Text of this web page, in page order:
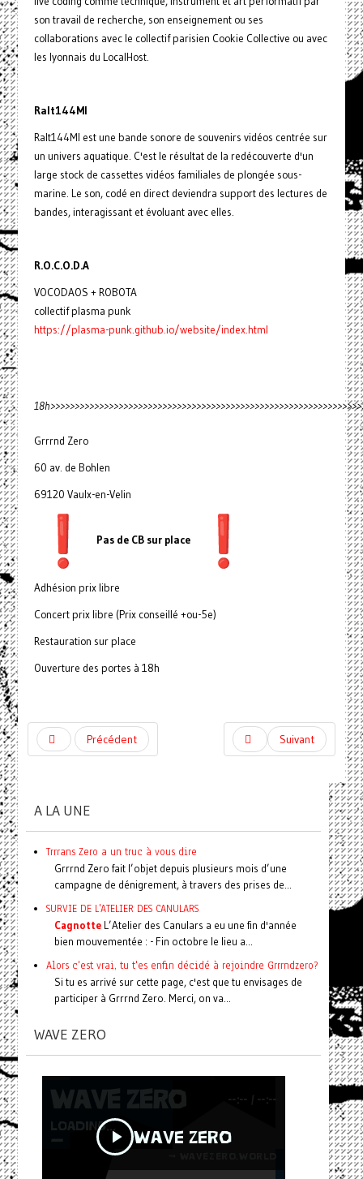
son travail de recherche, son enseignement ou ses
collaborations avec le collectif parisien Cookie Collective ou avec
les lyonnais du LocalHost.
Ralt144MI
Ralt144MI est une bande sonore de souvenirs vidéos centrée sur
un univers aquatique. C'est le résultat de la redécouverte d'un
large stock de cassettes vidéos familiales de plongée sous-
marine. Le son, codé en direct deviendra support des lectures de
bandes, interagissant et évoluant avec elles.
R.O.C.O.D.A
VOCODAOS + ROBOTA
collectif plasma punk
https://plasma-punk.github.io/website/index.html
Grrrnd Zero
60 av. de Bohlen
69120 Vaulx-en-Velin
Pas de CB sur place
Adhésion prix libre
Concert prix libre (Prix conseillé +ou-5e)
Restauration sur place
Ouverture des portes à 18h
Précédent Suivant
A LA UNE
Trrrans Zero a un truc à vous dire
Grrrnd Zero fait l’objet depuis plusieurs mois d’une
campagne de dénigrement, à travers des prises de...
SURVIE DE L'ATELIER DES CANULARS
CagnotteL’Atelier des Canulars a eu une fin d'année
bien mouvementée : - Fin octobre le lieu a...
Alors c'est vrai, tu t'es enfin décidé à rejoindre Grrrndzero?
Si tu es arrivé sur cette page, c'est que tu envisages de
participer à Grrrnd Zero. Merci, on va...
WAVE ZERO